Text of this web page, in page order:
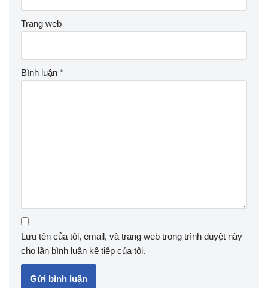
Trang web
Bình luận *
Lưu tên của tôi, email, và trang web trong trình duyệt này
cho lần bình luận kế tiếp của tôi.